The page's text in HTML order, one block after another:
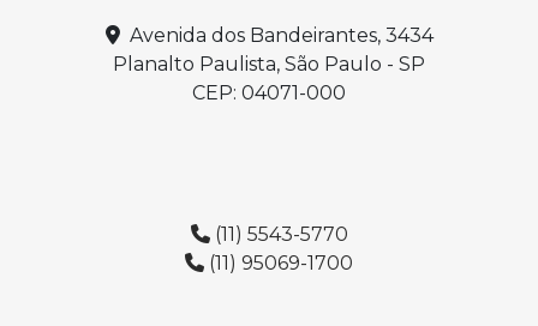
Avenida dos Bandeirantes, 3434
Planalto Paulista, São Paulo - SP
CEP: 04071-000
(11) 5543-5770
(11) 95069-1700